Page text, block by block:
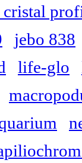
jebo 838
life-glo